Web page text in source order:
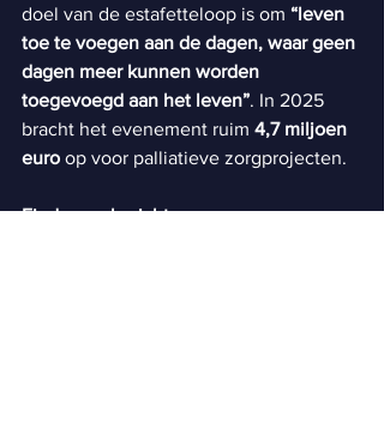
doel van de estafetteloop is om “leven
toe te voegen aan de dagen, waar geen
dagen meer kunnen worden
toegevoegd aan het leven”. In 2025
bracht het evenement ruim 4,7 miljoen
euro op voor palliatieve zorgprojecten.
Einde persbericht